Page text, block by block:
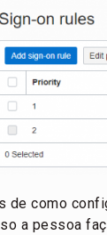
como
a pessoa